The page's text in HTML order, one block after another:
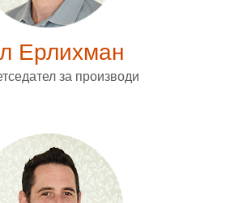
Ерлихман
за производи